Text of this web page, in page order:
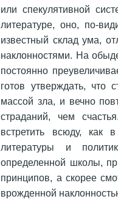
или спекулятивной
литературе, оно, по-
известный склад ума,
наклонностями. На
постоянно
готов утверждать, что
массой зла, и вечно
страданий, чем
встретить всюду,
литературы и
определенной школы,
принципов, а скорее
врожденной